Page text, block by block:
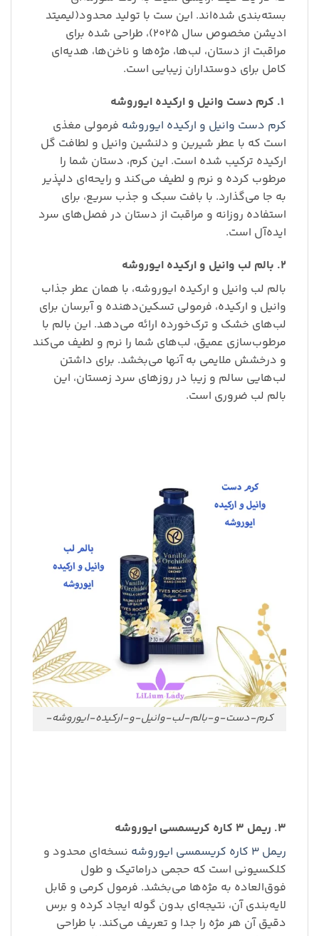
بسته‌بندی شده‌اند. این ست با تولید محدود(لیمیتد
ادیشن مخصوص سال ۲۰۲۵)، طراحی شده برای
مراقبت از دستان، لب‌ها، مژه‌ها و ناخن‌ها، هدیه‌ای
کامل برای دوستداران زیبایی است.
کرم دست وانیل و ارکیده ایوروشه فرمولی مغذی
است که با عطر شیرین و دلنشین وانیل و لطافت گل
ارکیده ترکیب شده است. این کرم، دستان شما را
مرطوب کرده و نرم و لطیف می‌کند و رایحه‌ای دلپذیر
به جا می‌گذارد. با بافت سبک و جذب سریع، برای
استفاده روزانه و مراقبت از دستان در فصل‌های سرد
ایده‌آل است.
۲. بالم لب وانیل و ارکیده ایوروشه
بالم لب وانیل و ارکیده ایوروشه، با همان عطر جذاب
وانیل و ارکیده، فرمولی تسکین‌دهنده و آبرسان برای
لب‌های خشک و ترک‌خورده ارائه می‌دهد. این بالم با
مرطوب‌سازی عمیق، لب‌های شما را نرم و لطیف می‌کند
و درخشش ملایمی به آنها می‌بخشد. برای داشتن
لب‌هایی سالم و زیبا در روزهای سرد زمستان، این
بالم لب ضروری است.
کرم-دست-و-بالم-لب-وانیل-و-ارکیده-ایوروشه-
۳. ریمل ۳ کاره کریسمسی ایوروشه
ریمل ۳ کاره کریسمسی ایوروشه
نسخه‌ای محدود و
کلکسیونی است که حجمی دراماتیک و طول
فوق‌العاده به مژه‌ها می‌بخشد. فرمول کرمی و قابل
لایه‌بندی آن، نتیجه‌ای بدون گوله ایجاد کرده و برس
دقیق آن هر مژه را جدا و تعریف می‌کند. با طراحی